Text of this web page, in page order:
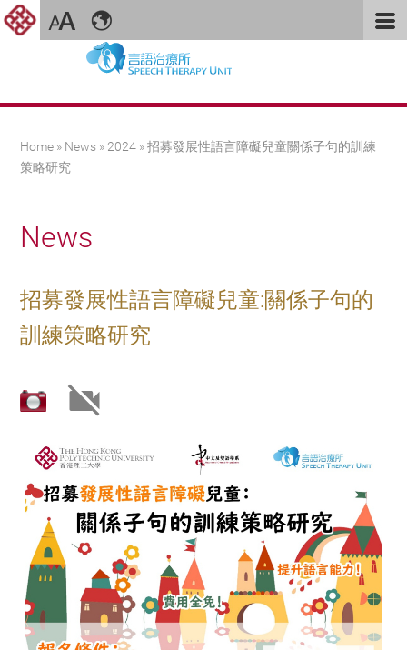
You are here
Home » News » 2024 » 招募發展性語言障礙兒童關係子句的訓練
策略研究
News
招募發展性語言障礙兒童:關係子句的
訓練策略研究